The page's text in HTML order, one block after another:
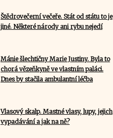
Štědrovečerní večeře. Stát od státu to je
jiné. Některé národy ani rybu nejedí
Mánie šlechtičny Marie Justiny. Byla to
chorá vězeňkyně ve vlastním paláci.
Dnes by stačila ambulantní léčba
Vlasový skalp. Mastné vlasy, lupy, jejich
vypadávání a jak na ně?